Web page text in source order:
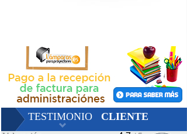
TESTIMONIO CLIENTE